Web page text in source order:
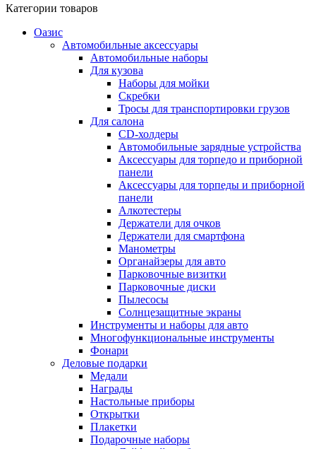
Категории товаров
Оазис
Автомобильные аксессуары
Автомобильные наборы
Для кузова
Наборы для мойки
Скребки
Тросы для транспортировки грузов
Для салона
CD-холдеры
Автомобильные зарядные устройства
Аксессуары для торпедо и приборной
панели
Аксессуары для торпеды и приборной
панели
Алкотестеры
Держатели для очков
Держатели для смартфона
Манометры
Органайзеры для авто
Парковочные визитки
Парковочные диски
Пылесосы
Солнцезащитные экраны
Инструменты и наборы для авто
Многофункциональные инструменты
Фонари
Деловые подарки
Медали
Награды
Настольные приборы
Открытки
Плакетки
Подарочные наборы